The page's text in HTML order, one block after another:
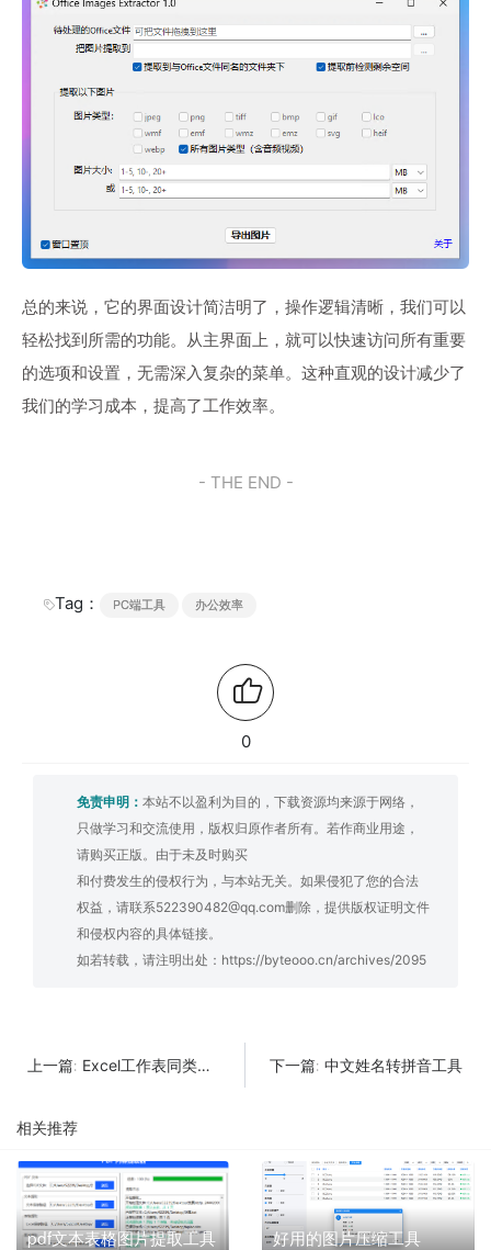
总的来说，它的界面设计简洁明了，操作逻辑清晰，我们可以
轻松找到所需的功能。从主界面上，就可以快速访问所有重要
的选项和设置，无需深入复杂的菜单。这种直观的设计减少了
我们的学习成本，提高了工作效率。
- THE END -
Tag： PC端工具 办公效率
0
免责申明： 本站不以盈利为目的，下载资源均来源于网络，
只做学习和交流使用，版权归原作者所有。若作商业用途，
请购买正版。由于未及时购买
和付费发生的侵权行为，与本站无关。如果侵犯了您的合法
权益，请联系522390482@qq.com删除，提供版权证明文件
和侵权内容的具体链接。
如若转载，请注明出处： https://byteooo.cn/archives/2095
上一篇: Excel工作表同类数据合并工具 下一篇: 中文姓名转拼音工具
相关推荐
pdf文本表格图片提取工具 好用的图片压缩工具